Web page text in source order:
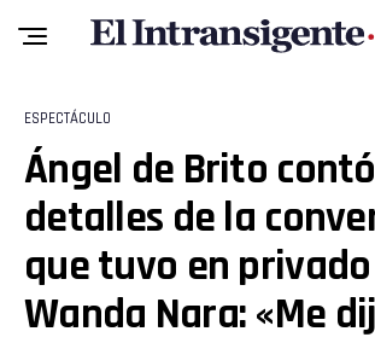
ESPECTÁCULO
Ángel de Brito contó
detalles de la
que tuvo en
Wanda Nara: «Me